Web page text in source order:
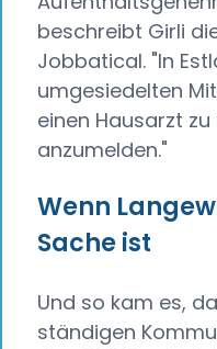
beschreibt Girli
Jobbatical. "In
umgesiedelten
einen Hausarzt
anzumelden."
Wenn
Sache ist
Und so kam es,
ständigen